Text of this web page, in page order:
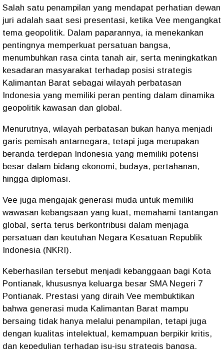
Salah satu penampilan yang mendapat perhatian dewan
juri adalah saat sesi presentasi, ketika Vee mengangkat
tema geopolitik. Dalam paparannya, ia menekankan
pentingnya memperkuat persatuan bangsa,
menumbuhkan rasa cinta tanah air, serta meningkatkan
kesadaran masyarakat terhadap posisi strategis
Kalimantan Barat sebagai wilayah perbatasan
Indonesia yang memiliki peran penting dalam dinamika
geopolitik kawasan dan global.
Menurutnya, wilayah perbatasan bukan hanya menjadi
garis pemisah antarnegara, tetapi juga merupakan
beranda terdepan Indonesia yang memiliki potensi
besar dalam bidang ekonomi, budaya, pertahanan,
hingga diplomasi.
Vee juga mengajak generasi muda untuk memiliki
wawasan kebangsaan yang kuat, memahami tantangan
global, serta terus berkontribusi dalam menjaga
persatuan dan keutuhan Negara Kesatuan Republik
Indonesia (NKRI).
Keberhasilan tersebut menjadi kebanggaan bagi Kota
Pontianak, khususnya keluarga besar SMA Negeri 7
Pontianak. Prestasi yang diraih Vee membuktikan
bahwa generasi muda Kalimantan Barat mampu
bersaing tidak hanya melalui penampilan, tetapi juga
dengan kualitas intelektual, kemampuan berpikir kritis,
dan kepedulian terhadap isu-isu strategis bangsa.